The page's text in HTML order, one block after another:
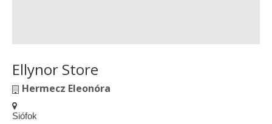
Ellynor Store
Hermecz Eleonóra
Siófok